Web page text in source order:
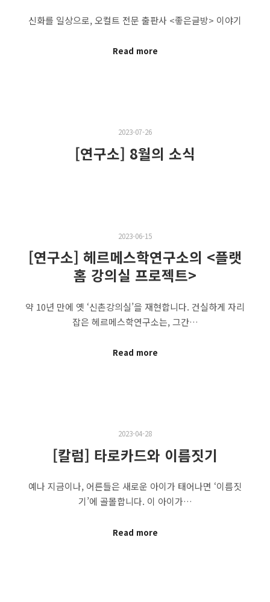
신화를 일상으로, 오컬트 전문 출판사 <좋은글방> 이야기
Read more
2023-07-26
[연구소] 8월의 소식
2023-06-15
[연구소] 헤르메스학연구소의 <플랫
홈 강의실 프로젝트>
약 10년 만에 옛 ‘신촌강의실’을 재현합니다. 건실하게 자리
잡은 헤르메스학연구소는, 그간…
Read more
2023-04-28
[칼럼] 타로카드와 이름짓기
예나 지금이나, 어른들은 새로운 아이가 태어나면 ‘이름짓
기’에 골몰합니다. 이 아이가…
Read more